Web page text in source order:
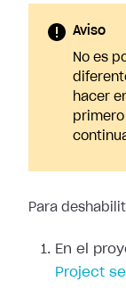
Aviso
No es
hacer
primero
Para
En el
Project